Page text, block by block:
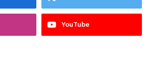
YouTube